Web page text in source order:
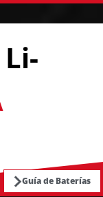
Guía de Baterías